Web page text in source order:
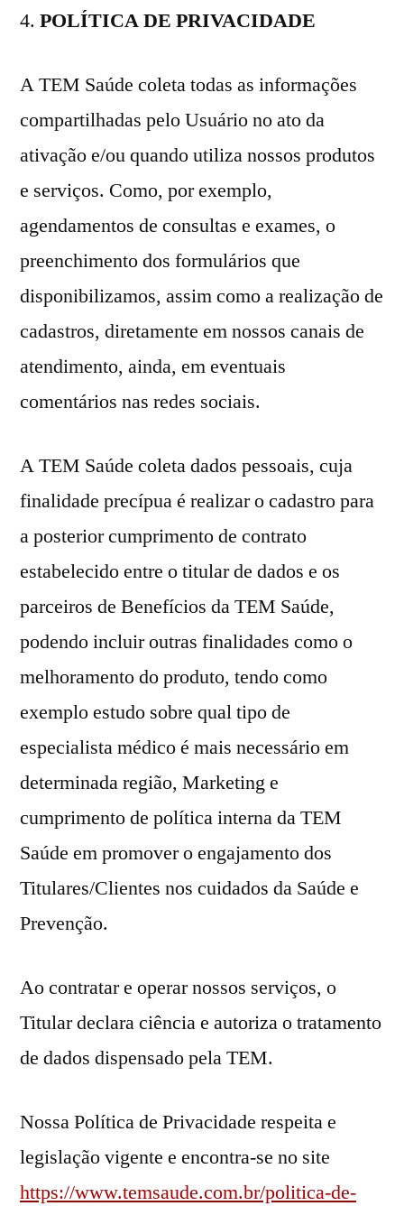
POLÍTICA DE PRIVACIDADE
A TEM Saúde coleta todas as informações
compartilhadas pelo Usuário no ato da
ativação e/ou quando utiliza nossos produtos
e serviços. Como, por exemplo,
agendamentos de consultas e exames, o
preenchimento dos formulários que
disponibilizamos, assim como a realização de
cadastros, diretamente em nossos canais de
atendimento, ainda, em eventuais
comentários nas redes sociais.
A TEM Saúde coleta dados pessoais, cuja
finalidade precípua é realizar o cadastro para
a posterior cumprimento de contrato
estabelecido entre o titular de dados e os
parceiros de Benefícios da TEM Saúde,
podendo incluir outras finalidades como o
melhoramento do produto, tendo como
exemplo estudo sobre qual tipo de
especialista médico é mais necessário em
determinada região, Marketing e
cumprimento de política interna da TEM
Saúde em promover o engajamento dos
Titulares/Clientes nos cuidados da Saúde e
Prevenção.
Ao contratar e operar nossos serviços, o
Titular declara ciência e autoriza o tratamento
de dados dispensado pela TEM.
Nossa Política de Privacidade respeita e
legislação vigente e encontra-se no site
https://www.temsaude.com.br/politica-de-